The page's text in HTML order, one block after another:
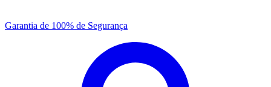
Garantia de 100% de Segurança